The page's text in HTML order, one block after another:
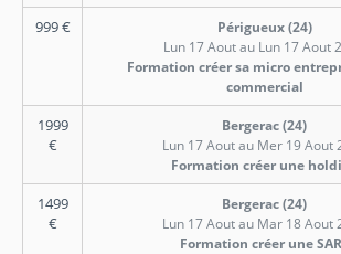
999€
Périgueux (24)
Lun 17 Aout au Lun 17 Aout
Formation créer sa micro
commercial
1999
€
Bergerac (24)
Lun 17 Aout au Mer 19 Aout
Formation créer une
1499
€
Bergerac (24)
Lun 17 Aout au Mar 18 Aout
Formation créer une